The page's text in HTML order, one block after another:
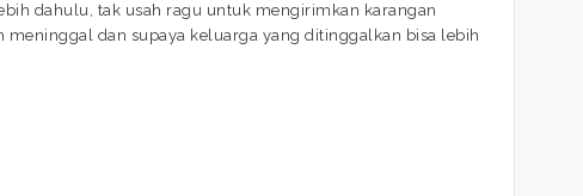
dahulu, tak usah ragu untuk mengirimkan karangan
dan supaya keluarga yang ditinggalkan bisa lebih